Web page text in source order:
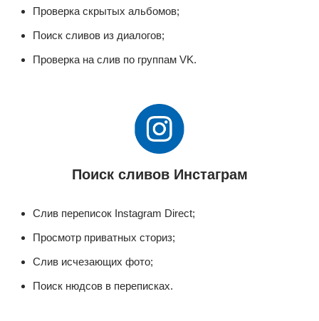
Проверка скрытых альбомов;
Поиск сливов из диалогов;
Проверка на слив по группам VK.
Поиск сливов Инстаграм
Слив переписок Instagram Direct;
Просмотр приватных сториз;
Слив исчезающих фото;
Поиск нюдсов в переписках.